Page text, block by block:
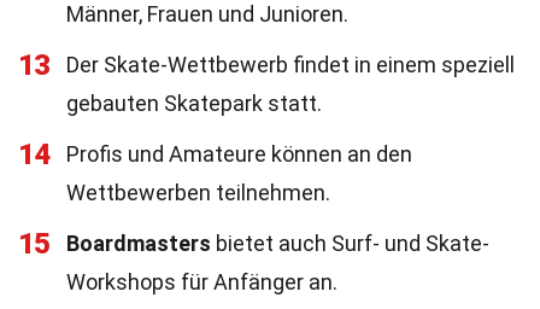
Männer, Frauen und Junioren.
13
Der Skate-Wettbewerb findet in einem speziell
gebauten Skatepark statt.
14
Profis und Amateure können an den
Wettbewerben teilnehmen.
15 Boardmasters bietet auch Surf- und Skate-
Workshops für Anfänger an.